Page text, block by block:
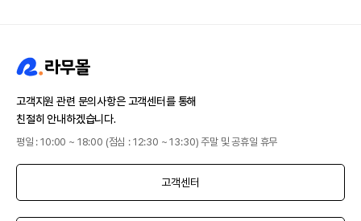
고객지원 관련 문의사항은 고객센터를 통해
친절히 안내하겠습니다.
평일 : 10:00 ~ 18:00 (점심 : 12:30 ~ 13:30) 주말 및 공휴일 휴무
고객센터